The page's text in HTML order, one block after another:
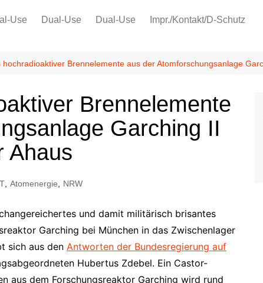
IG Metall
Use Dual-Use Dual-Use Impr./Kontakt/D-Schutz
hochradioaktiver Brennelemente aus der Atomforschungsanlage
Brennelemente
Garching II
Ahaus
Atomenergie NRW
und damit militärisch brisantes
Garching bei München in das Zwischenlager
sich aus den Antworten der Bundesregierung auf
Hubertus Zdebel. Ein Castor-
aus dem Forschungsreaktor Garching wird rund